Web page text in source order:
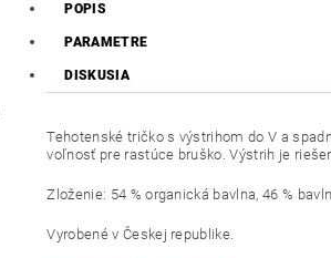
POPIS
PARAMETRE
DISKUSIA
Tehotenské tričko s výstrihom do V a
voľnosť pre rastúce bruško. Výstrih je
Zloženie: 54 % organická bavlna, 46 %
Vyrobené v Českej republike.